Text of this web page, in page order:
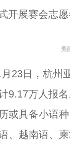
开展赛会志愿
美
日，杭州亚
9.17万人报
或具备小语
、越南语、